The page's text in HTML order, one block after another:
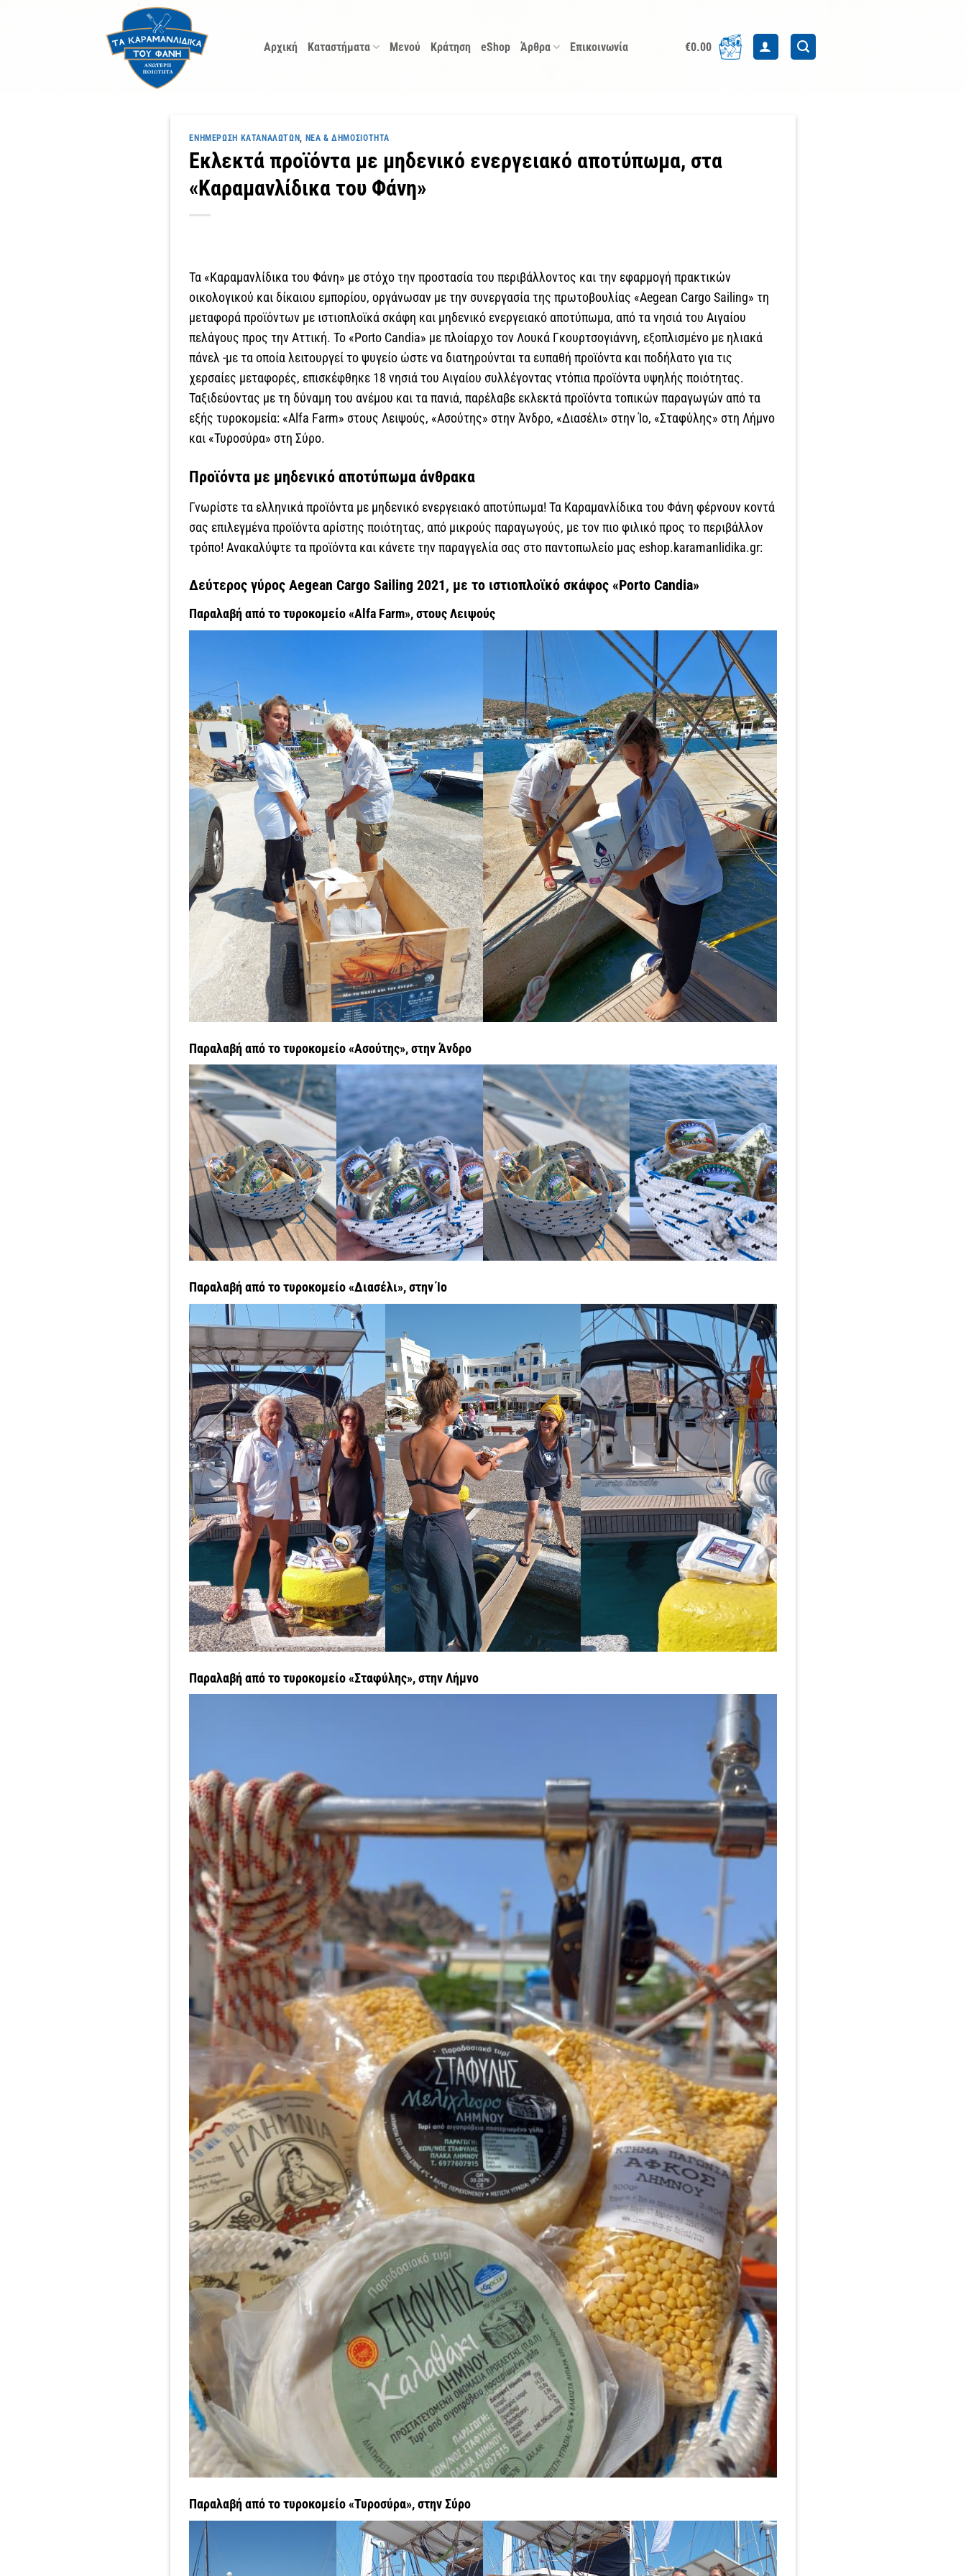
Αρχική Καταστήματα Μενού Κράτηση eShop Άρθρα Επικοινωνία €0.00
ΕΝΗΜΈΡΩΣΗ ΚΑΤΑΝΑΛΩΤΏΝ, ΝΈΑ & ΔΗΜΟΣΙΌΤΗΤΑ
Εκλεκτά προϊόντα με μηδενικό ενεργειακό αποτύπωμα, στα
«Καραμανλίδικα του Φάνη»
Τα «Καραμανλίδικα του Φάνη» με στόχο την προστασία του περιβάλλοντος και την εφαρμογή πρακτικών
οικολογικού και δίκαιου εμπορίου, οργάνωσαν με την συνεργασία της πρωτοβουλίας «Aegean Cargo Sailing» τη
μεταφορά προϊόντων με ιστιοπλοϊκά σκάφη και μηδενικό ενεργειακό αποτύπωμα, από τα νησιά του Αιγαίου
πελάγους προς την Αττική. Το «Porto Candia» με πλοίαρχο τον Λουκά Γκουρτσογιάννη, εξοπλισμένο με ηλιακά
πάνελ -με τα οποία λειτουργεί το ψυγείο ώστε να διατηρούνται τα ευπαθή προϊόντα και ποδήλατο για τις
χερσαίες μεταφορές, επισκέφθηκε 18 νησιά του Αιγαίου συλλέγοντας ντόπια προϊόντα υψηλής ποιότητας.
Ταξιδεύοντας με τη δύναμη του ανέμου και τα πανιά, παρέλαβε εκλεκτά προϊόντα τοπικών παραγωγών από τα
εξής τυροκομεία: «Alfa Farm» στους Λειψούς, «Ασούτης» στην Άνδρο, «Διασέλι» στην Ίο, «Σταφύλης» στη Λήμνο
και «Τυροσύρα» στη Σύρο.
Προϊόντα με μηδενικό αποτύπωμα άνθρακα
Γνωρίστε τα ελληνικά προϊόντα με μηδενικό ενεργειακό αποτύπωμα! Τα Καραμανλίδικα του Φάνη φέρνουν κοντά
σας επιλεγμένα προϊόντα αρίστης ποιότητας, από μικρούς παραγωγούς, με τον πιο φιλικό προς το περιβάλλον
τρόπο! Ανακαλύψτε τα προϊόντα και κάνετε την παραγγελία σας στο παντοπωλείο μας eshop.karamanlidika.gr:
Δεύτερος γύρος Aegean Cargo Sailing 2021, με το ιστιοπλοϊκό σκάφος «Porto Candia»
Παραλαβή από το τυροκομείο «Alfa Farm», στους Λειψούς
Παραλαβή από το τυροκομείο «Ασούτης», στην Άνδρο
Παραλαβή από το τυροκομείο «Διασέλι», στην Ίο
Παραλαβή από το τυροκομείο «Σταφύλης», στην Λήμνο
Παραλαβή από το τυροκομείο «Τυροσύρα», στην Σύρο